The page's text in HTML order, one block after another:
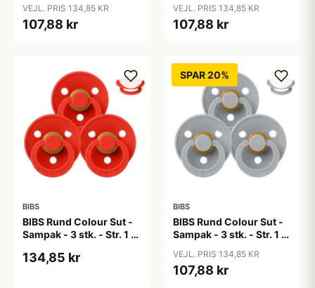
VEJL. PRIS 134,85 KR
107,88 kr
VEJL. PRIS 134,85 KR
107,88 kr
BIBS
BIBS Rund Colour Sut -
Sampak - 3 stk. - Str. 1 -
134,85 kr
SPAR 20%
BIBS
BIBS Rund Colour Sut -
Sampak - 3 stk. - Str. 1 -
VEJL. PRIS 134,85 KR
107,88 kr